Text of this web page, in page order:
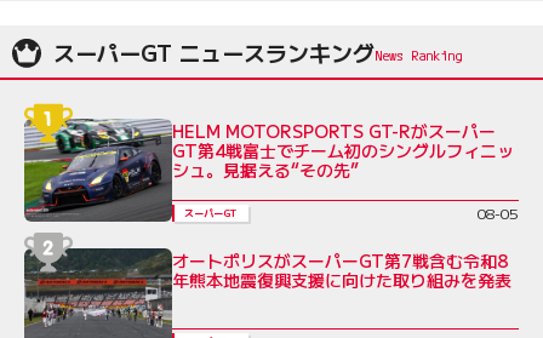
スーパーGT ニュースランキング
HELM MOTORSPORTS GT-Rがスーパー
GT第4戦富士でチーム初のシングルフィニッ
シュ。見据える“その先”
スーパーGT 08-05
オートポリスがスーパーGT第7戦含む令和8
年熊本地震復興支援に向けた取り組みを発表